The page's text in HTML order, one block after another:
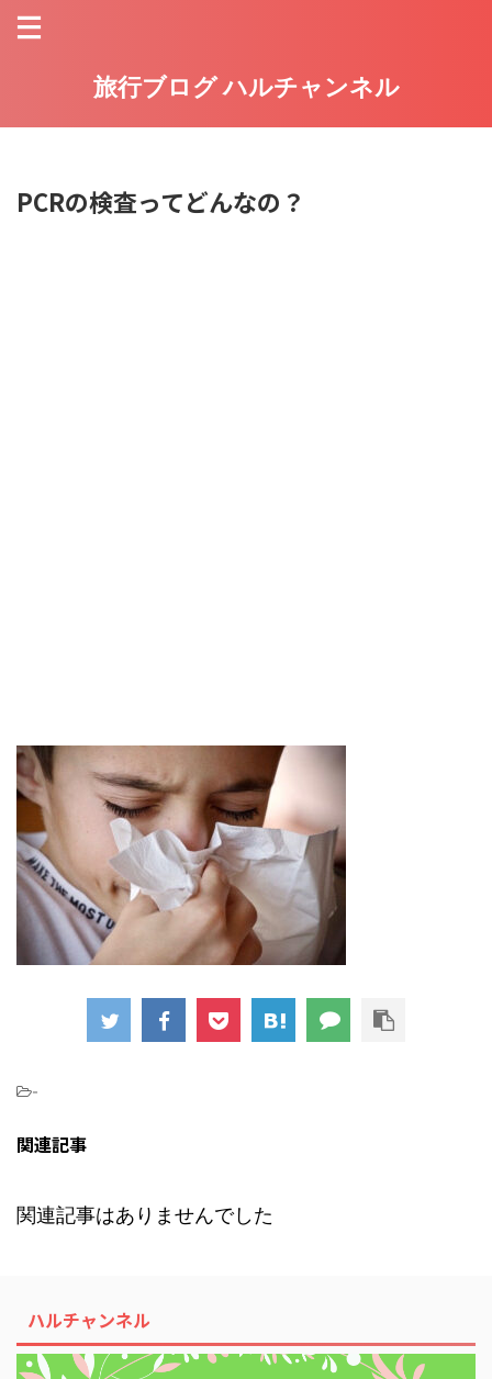
旅行ブログ ハルチャンネル
PCRの検査ってどんなの？
-
関連記事
関連記事はありませんでした
ハルチャンネル